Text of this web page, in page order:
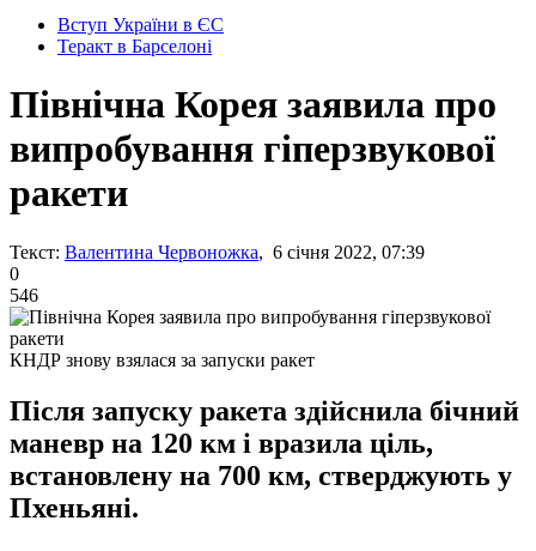
Вступ України в ЄС
Теракт в Барселоні
Північна Корея заявила про
випробування гіперзвукової
ракети
Текст: Валентина Червоножка, 6 січня 2022, 07:39
0
546
КНДР знову взялася за запуски ракет
Після запуску ракета здійснила бічний
маневр на 120 км і вразила ціль,
встановлену на 700 км, стверджують у
Пхеньяні.